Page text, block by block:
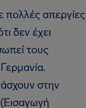
πολλές απεργίες
δεν έχει
τους
στην